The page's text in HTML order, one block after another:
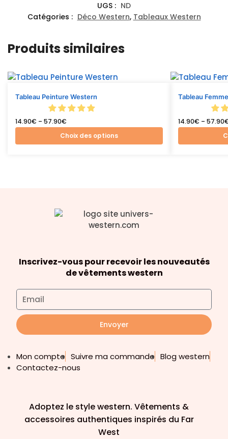
UGS : ND
Catégories : Déco Western, Tableaux Western
Produits similaires
Tableau Peinture Western
14.90€ – 57.90€
Choix des options
Tableau
14.90€ – 57.90
Inscrivez-vous pour recevoir les nouveautés
de vêtements western
Envoyer
Mon compte Suivre ma commande Blog western
Contactez-nous
Adoptez le style western. Vêtements &
accessoires authentiques inspirés du Far
West